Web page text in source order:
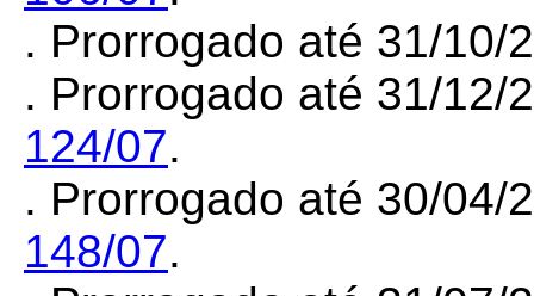
. Prorrogado até 31/
. Prorrogado até 31/12/
124/07.
. Prorrogado até 30/04/
148/07.